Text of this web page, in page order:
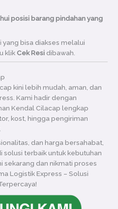
posisi barang pindahan yang
yang bisa diakses melalui
klik Cek Resi dibawah.
kini lebih mudah, aman, dan
Kami hadir dengan
Kendal Cilacap lengkap
kost, hingga pengiriman
dan harga bersahabat,
solusi terbaik untuk kebutuhan
sekarang dan nikmati proses
Logistik Express – Solusi